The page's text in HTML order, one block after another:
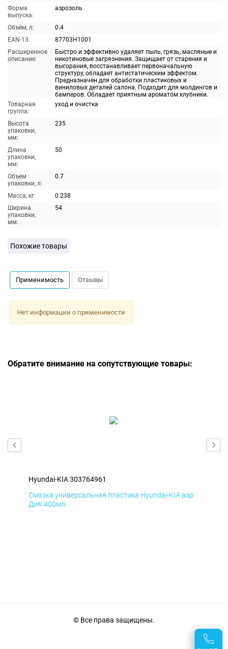
Форма
выпуска:
аэрозоль
Объём, л:
0.4
EAN-13:
87703H1001
Расширенное
описание:
Быстро и эффективно удаляет пыль, грязь, масляные и
никотиновые загрязнения. Защищает от старения и
выгорания, восстанавливает первоначальную
структуру, обладает антистатическим эффектом.
Предназначен для обработки пластиковых и
виниловых деталей салона. Подходит для молдингов и
бамперов. Обладает приятным ароматом клубники.
Товарная
группа:
уход и очистка
Высота
упаковки,
мм:
235
Длина
упаковки,
мм:
50
Объем
упаковки, л:
0.7
Масса, кг:
0.238
Ширина
упаковки,
мм:
54
Похожие товары
Применимость Отзывы
Нет информации о применимости
Обратите внимание на сопутствующие товары:
Hyundai-KIA 303764961
Смазка универсальная пластика Hyundai-KIA аэр
ДиК 400мл
© Все права защищены.